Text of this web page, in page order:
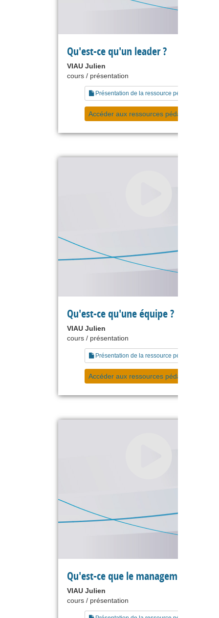
Qu'est-ce qu'un leader ?
VIAU Julien
cours / présentation
Présentation de la ressource pédagogique
Accéder aux ressources pédagogiques
Qu'est-ce qu'une équipe ?
VIAU Julien
cours / présentation
Présentation de la ressource pédagogique
Accéder aux ressources pédagogiques
Qu'est-ce que le management ?
VIAU Julien
cours / présentation